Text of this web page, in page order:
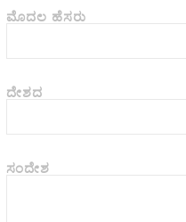
ಮೊದಲ ಹೆಸರು
ದೇಶದ
ಸಂದೇಶ